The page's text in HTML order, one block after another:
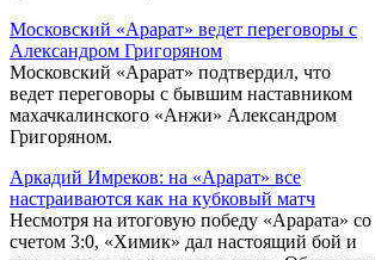
Московский «Арарат» ведет переговоры с
Александром Григоряном
Московский «Арарат» подтвердил, что
ведет переговоры с бывшим наставником
махачкалинского «Анжи» Александром
Григоряном.
Аркадий Имреков: на «Арарат» все
настраиваются как на кубковый матч
Несмотря на итоговую победу «Арарата» со
счетом 3:0, «Химик» дал настоящий бой и